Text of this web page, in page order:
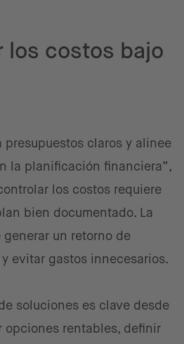
los costos bajo
presupuestos claros y alinee
la planificación financiera”,
los costos requiere
bien documentado. La
un retorno de
evitar gastos innecesarios.
soluciones es clave desde
rentables, definir